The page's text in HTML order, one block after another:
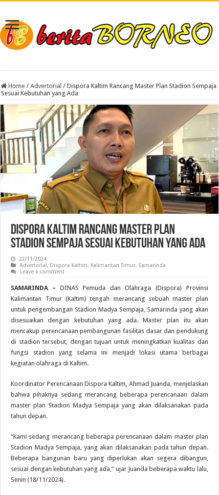
Home / Advertorial / Dispora Kaltim Rancang Master Plan Stadion Sempaja
Sesuai Kebutuhan yang Ada
Dispora Kaltim Rancang Master Plan
Stadion Sempaja Sesuai Kebutuhan yang Ada
22/11/2024
Advertorial, Dispora Kaltim, Kalimantan Timur, Samarinda
Leave a comment
SAMARINDA – DINAS Pemuda dan Olahraga (Dispora) Provinsi
Kalimantan Timur (Kaltim) tengah merancang sebuah master plan
untuk pengembangan Stadion Madya Sempaja, Samarinda yang akan
disesuaikan dengan kebutuhan yang ada. Master plan itu akan
mencakup perencanaan pembangunan fasilitas dasar dan pendukung
di stadion tersebut, dengan tujuan untuk meningkatkan kualitas dan
fungsi stadion yang selama ini menjadi lokasi utama berbagai
kegiatan olahraga di Kaltim.
Koordinator Perencanaan Dispora Kaltim, Ahmad Juanda, menjelaskan
bahwa pihaknya sedang merancang beberapa perencanaan dalam
master plan Stadion Madya Sempaja yang akan dilaksanakan pada
tahun depan.
“Kami sedang merancang beberapa perencanaan dalam master plan
Stadion Madya Sempaja, yang akan dilaksanakan pada tahun depan.
Beberapa bangunan baru yang diperlukan akan segera dibangun,
sesuai dengan kebutuhan yang ada,” ujar Juanda beberapa waktu lalu,
Senin (18/11/2024).